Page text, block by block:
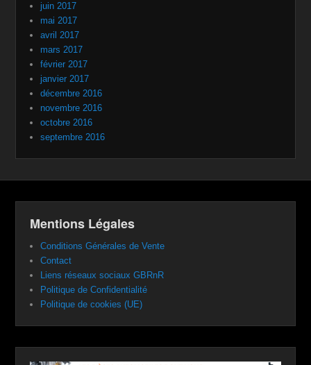
juin 2017
mai 2017
avril 2017
mars 2017
février 2017
janvier 2017
décembre 2016
novembre 2016
octobre 2016
septembre 2016
Mentions Légales
Conditions Générales de Vente
Contact
Liens réseaux sociaux GBRnR
Politique de Confidentialité
Politique de cookies (UE)